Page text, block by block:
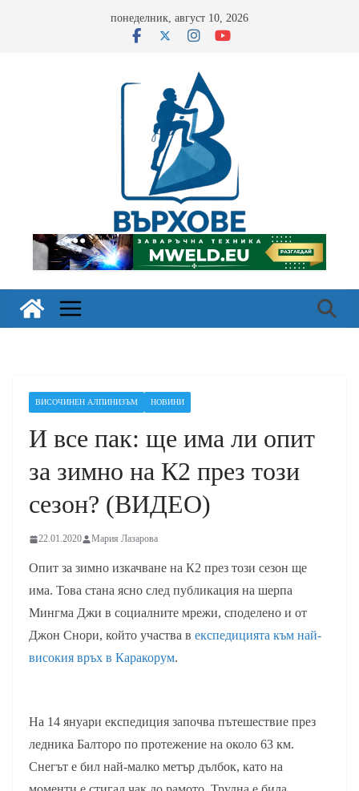
понеделник, август 10, 2026
ВИСОЧИНЕН АЛПИНИЗЪМ НОВИНИ
И все пак: ще има ли опит
за зимно на К2 през този
сезон? (ВИДЕО)
22.01.2020 Мария Лазарова
Опит за зимно изкачване на К2 през този сезон ще
има. Това стана ясно след публикация на шерпа
Мингма Джи в социалните мрежи, споделено и от
Джон Снори, който участва в експедицията към най-
високия връх в Каракорум.
На 14 януари експедиция започва пътешествие през
ледника Балторо по протежение на около 63 км.
Снегът е бил най-малко метър дълбок, като на